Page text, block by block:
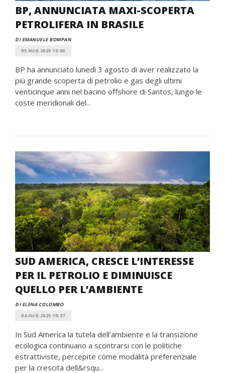
BP, ANNUNCIATA MAXI-SCOPERTA
PETROLIFERA IN BRASILE
DI EMANUELE BOMPAN
05 AUG 2025 16:00
BP ha annunciato lunedì 3 agosto di aver realizzato la
più grande scoperta di petrolio e gas degli ultimi
venticinque anni nel bacino offshore di Santos, lungo le
coste meridionali del...
SUD AMERICA, CRESCE L’INTERESSE
PER IL PETROLIO E DIMINUISCE
QUELLO PER L’AMBIENTE
DI ELENA COLOMBO
04 AUG 2025 10:37
In Sud America la tutela dell’ambiente e la transizione
ecologica continuano a scontrarsi con le politiche
estrattiviste, percepite come modalità preferenziale
per la crescita dell&rsqu...